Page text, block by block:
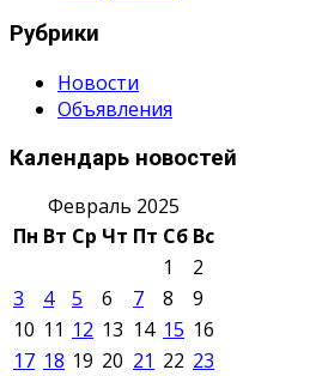
Рубрики
Новости
Объявления
Календарь новостей
Февраль 2025
Пн Вт Ср Чт Пт Сб Вс
1
2
3
4 5 6 7 8
9
10 11 12 13 14 15 16
17 18 19 20 21 22 23